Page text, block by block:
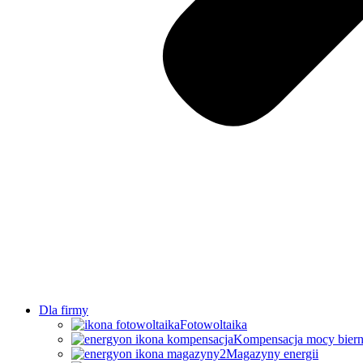
Dla firmy
Fotowoltaika
Kompensacja mocy
Magazyny energii